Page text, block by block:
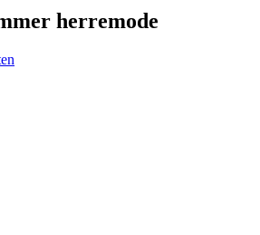
herremode